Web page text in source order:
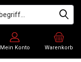
Warenkorb
Mein Konto